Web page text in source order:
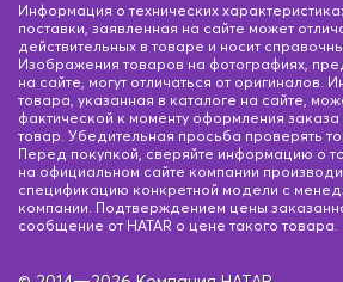
Информация о технических
поставки, заявленная на сайте может
действительных в товаре и носит
Изображения товаров на фотографиях,
на сайте, могут отличаться от оригиналов.
товара, указанная в каталоге на сайте,
фактической к моменту оформления
товар. Убедительная просьба проверять
Перед покупкой, сверяйте информацию о
на официальном сайте компании
спецификацию конкретной модели с
компании. Подтверждением цены
сообщение от HATAR о цене такого товара.